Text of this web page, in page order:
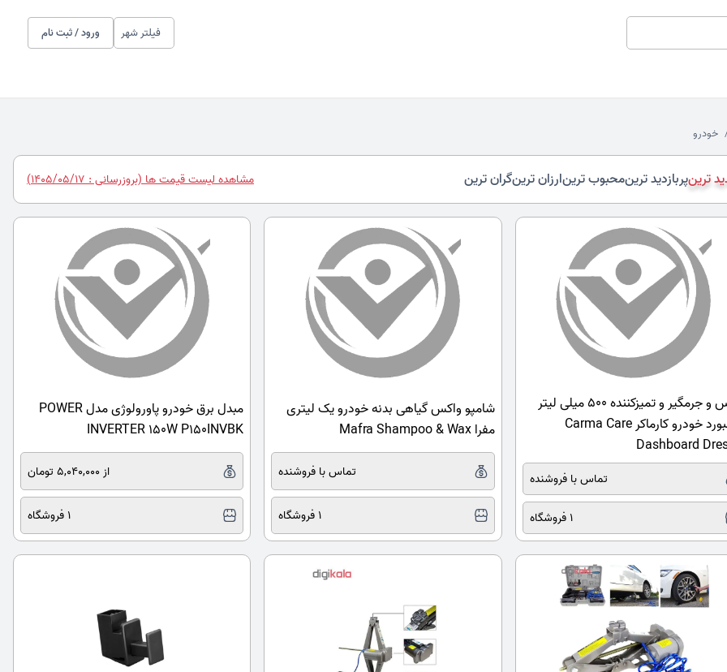
فیلتر شهر ورود / ثبت نام
خودرو
ترینپربازدید ترینمحبوب ترینارزان ترینگران ترین مشاهده لیست قیمت ها (بروزرسانی : 1405/05/17)
واکس و جرمگیر و تمیزکننده 500 میلی لیتر
داشبورد خودرو کارماکر Carma Care
Dashboard
تماس با فروشنده
1 فروشگاه
شامپو واکس گیاهی بدنه خودرو یک لیتری
مفرا Mafra Shampoo & Wax
تماس با فروشنده
1 فروشگاه
مبدل برق خودرو پاورولوژی مدل POWER
INVERTER 150W P150INVBK
از 5,040,000 تومان
1 فروشگاه